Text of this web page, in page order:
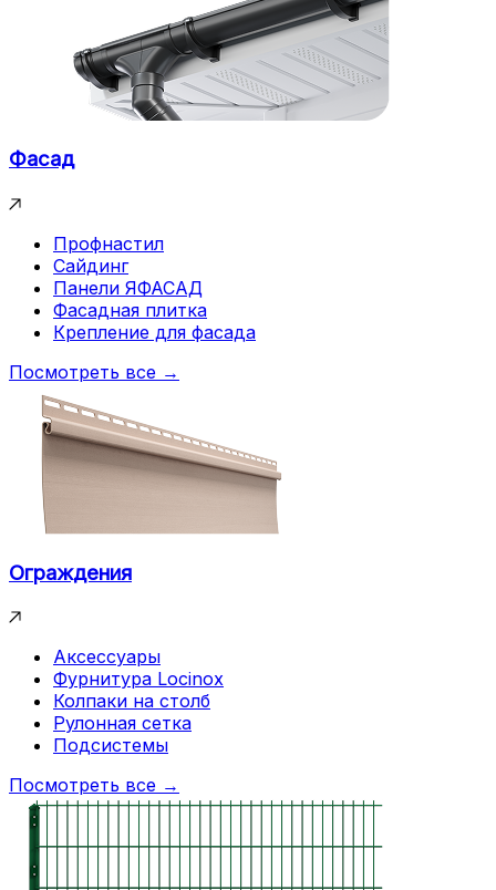
Фасад
Профнастил
Сайдинг
Панели ЯФАСАД
Фасадная плитка
Крепление для фасада
Посмотреть все →
Ограждения
Аксессуары
Фурнитура Locinox
Колпаки на столб
Рулонная сетка
Подсистемы
Посмотреть все →